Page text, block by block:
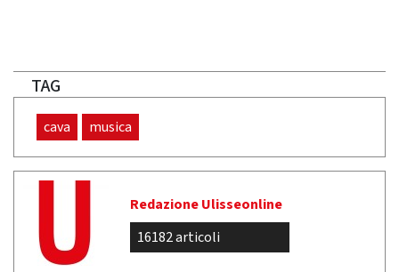
TAG
cava musica
Redazione Ulisseonline
16182 articoli